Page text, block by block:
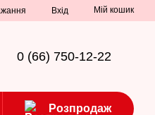
Вхід Мій кошик
0 (66) 750-12-22
Розпродаж